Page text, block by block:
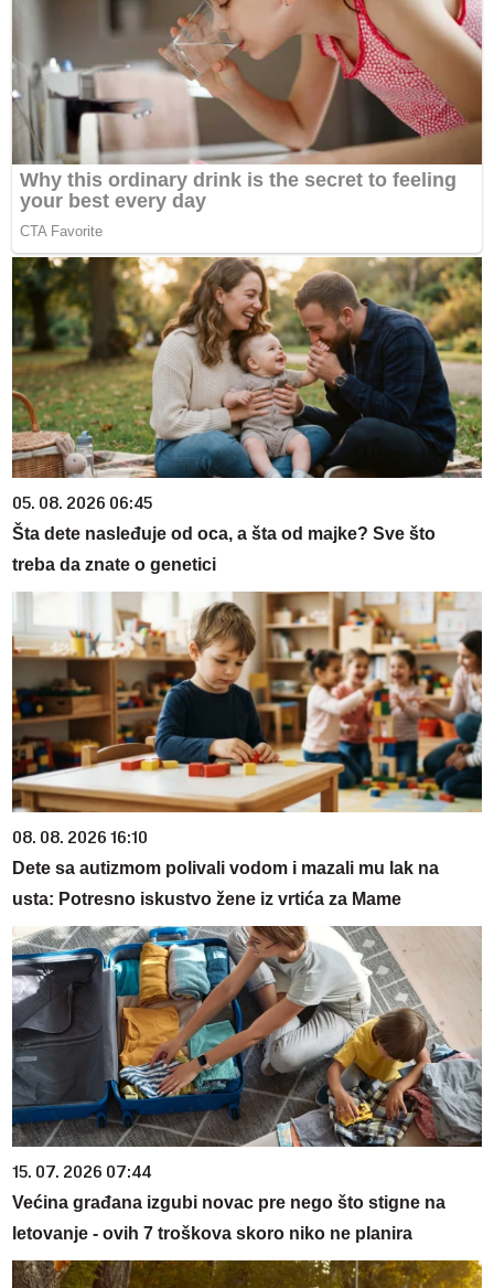
05. 08. 2026 06:45
Šta dete nasleđuje od oca, a šta od majke? Sve što
treba da znate o genetici
08. 08. 2026 16:10
Dete sa autizmom polivali vodom i mazali mu lak na
usta: Potresno iskustvo žene iz vrtića za Mame
15. 07. 2026 07:44
Većina građana izgubi novac pre nego što stigne na
letovanje - ovih 7 troškova skoro niko ne planira